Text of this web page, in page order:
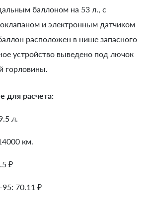
баллоном на 53 л., с
и электронным датчиком
расположен в нише запасного
уcтройство выведено под лючок
горловины.
для расчета:
л.
км.
₽
70.11 ₽